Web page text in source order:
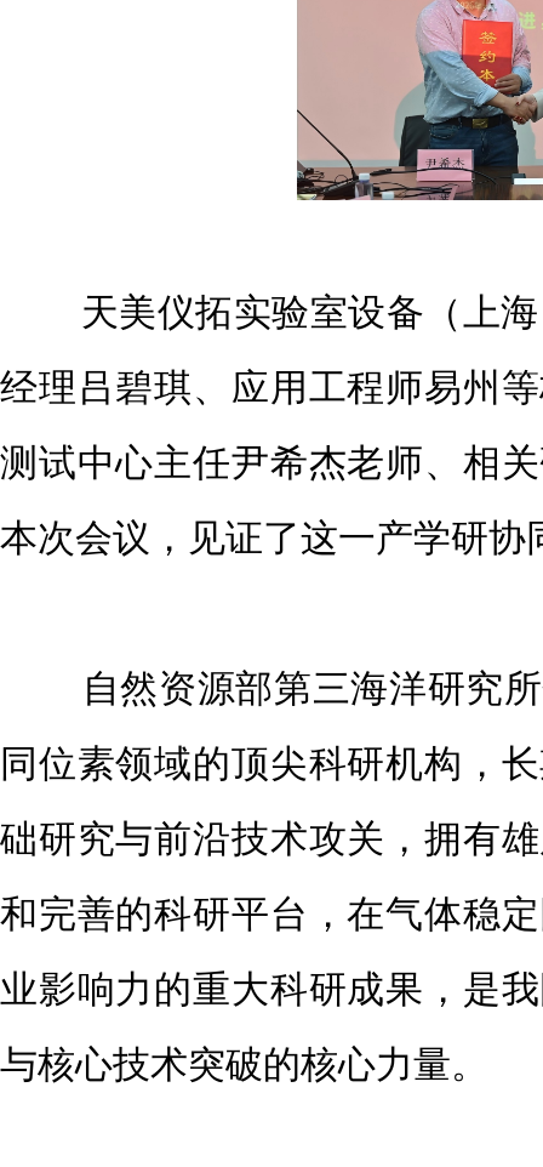
天美仪拓实验室设备（上海
经理吕碧琪、应用工程师易州
测试中心主任尹希杰老师、相
本次会议，见证了这一产学研协
自然资源部第三海洋研究所
同位素领域的顶尖科研机构，
础研究与前沿技术攻关，拥有
和完善的科研平台，在气体稳
业影响力的重大科研成果，是
与核心技术突破的核心力量。